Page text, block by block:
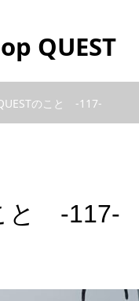
QUEST
のこと ‐117‐
と ‐117‐